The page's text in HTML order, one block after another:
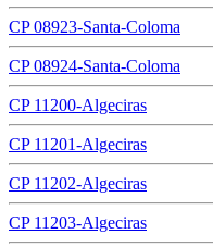
CP 08923-Santa-Coloma
CP 08924-Santa-Coloma
CP 11200-Algeciras
CP 11201-Algeciras
CP 11202-Algeciras
CP 11203-Algeciras